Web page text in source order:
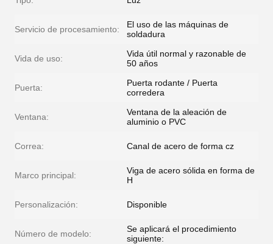
Servicio de procesamiento:
El uso de las máquinas de
soldadura
Vida de uso:
Vida útil normal y razonable de
50 años
Puerta:
Puerta rodante / Puerta
corredera
Ventana:
Ventana de la aleación de
aluminio o PVC
Correa: Canal de acero de forma cz
Marco principal:
Viga de acero sólida en forma de
H
Personalización: Disponible
Número de modelo:
Se aplicará el procedimiento
siguiente: